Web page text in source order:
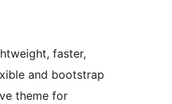
faster,
and bootstrap
theme for